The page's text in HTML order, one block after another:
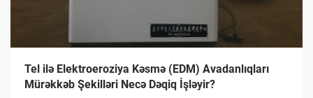
Tel ilə Elektroeroziya Kəsmə (EDM) Avadanlıqları
Mürəkkəb Şekilləri Necə Dəqiq İşləyir?